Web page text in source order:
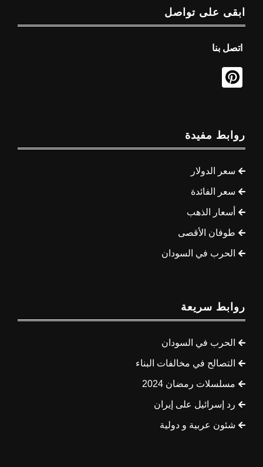
ابقى على تواصل
اتصل بنا
روابط مفيدة
سعر الدولار
سعر الفائدة
أسعار الذهب
طوفان الأقصى
الحرب في السودان
روابط سريعة
الحرب في السودان
التصالح في مخالفات البناء
مسلسلات رمضان 2024
رد إسرائيل على إيران
شئون عربية و دولية